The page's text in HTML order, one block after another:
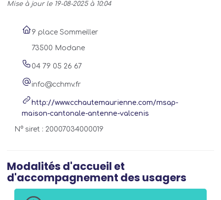
Mise à jour le 19-08-2025 à 10:04
9 place Sommeiller
73500 Modane
04 79 05 26 67
info@cchmv.fr
http://www.cchautemaurienne.com/msap-
maison-cantonale-antenne-valcenis
N° siret : 20007034000019
Modalités d'accueil et
d'accompagnement des usagers